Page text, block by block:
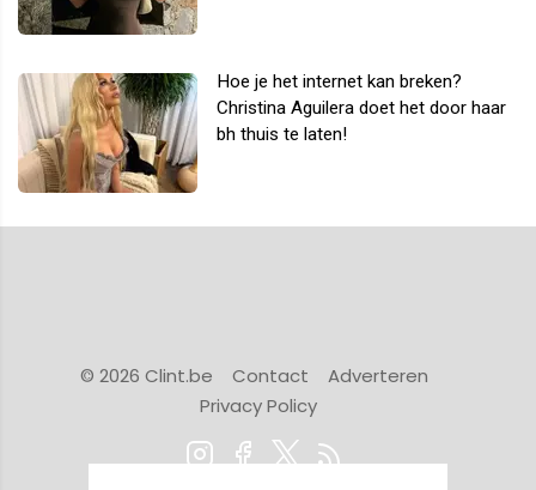
Hoe je het internet kan breken?
Christina Aguilera doet het door haar
bh thuis te laten!
© 2026 Clint.be Contact
Adverteren
Privacy Policy